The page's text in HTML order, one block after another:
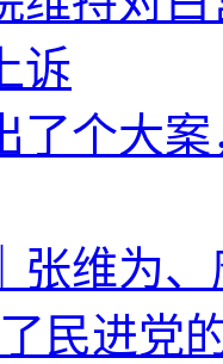
诉
了个大
张维为
民进党